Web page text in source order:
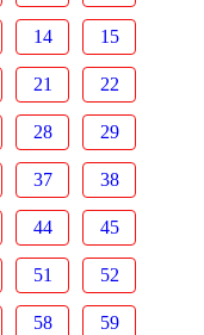
14 15
21 22
28 29
37 38
44 45
51 52
58 59